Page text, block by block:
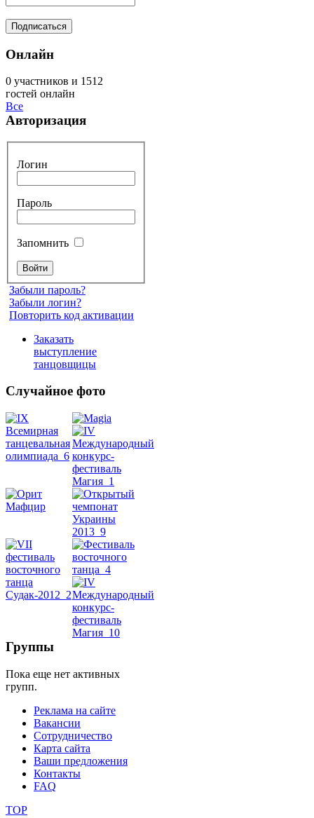
Онлайн
0 участников и 1512
гостей онлайн
Все
Авторизация
Логин
Пароль
Запомнить
Забыли пароль?
Забыли логин?
Повторить код активации
Заказать
выступление
танцовщицы
Случайное фото
Танец
видео
Группы
Пока еще нет активных
групп.
Реклама на сайте
Вакансии
Сотрудничество
Карта сайта
Ваши предложения
Контакты
FAQ
TOP